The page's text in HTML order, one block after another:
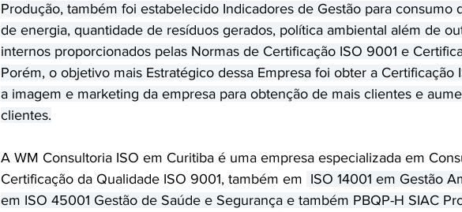
Produção, também foi estabelecido Indicadores de Gestão para consumo
de energia, quantidade de resíduos gerados, política ambiental além de
internos proporcionados pelas Normas de Certificação ISO 9001 e
Porém, o objetivo mais Estratégico dessa Empresa foi obter a Certificação
a imagem e marketing da empresa para obtenção de mais clientes e
clientes.
A WM Consultoria ISO em Curitiba é uma empresa especializada em
Certificação da Qualidade ISO 9001, também em ISO 14001 em Gestão
em ISO 45001 Gestão de Saúde e Segurança e também PBQP-H SIAC